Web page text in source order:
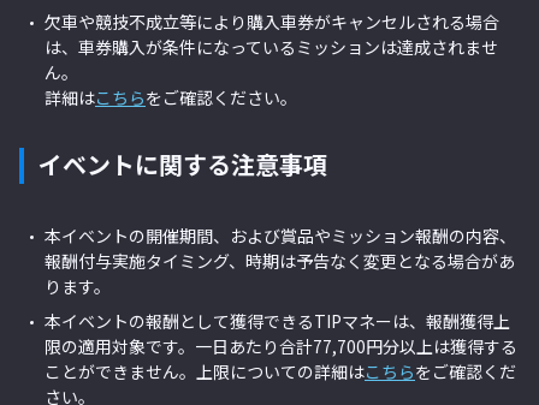
欠車や競技不成立等により購入車券がキャンセルされる場合
は、車券購入が条件になっているミッションは達成されませ
ん。
詳細はこちらをご確認ください。
イベントに関する注意事項
本イベントの開催期間、および賞品やミッション報酬の内容、
報酬付与実施タイミング、時期は予告なく変更となる場合があ
ります。
本イベントの報酬として獲得できるTIPマネーは、報酬獲得上
限の適用対象です。一日あたり合計77,700円分以上は獲得する
ことができません。上限についての詳細はこちらをご確認くだ
さい。